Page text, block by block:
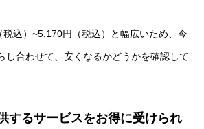
込）~5,170円（税込）と幅広いため、今
し合わせて、安くなるかどうかを確認して
するサービスをお得に受けられ